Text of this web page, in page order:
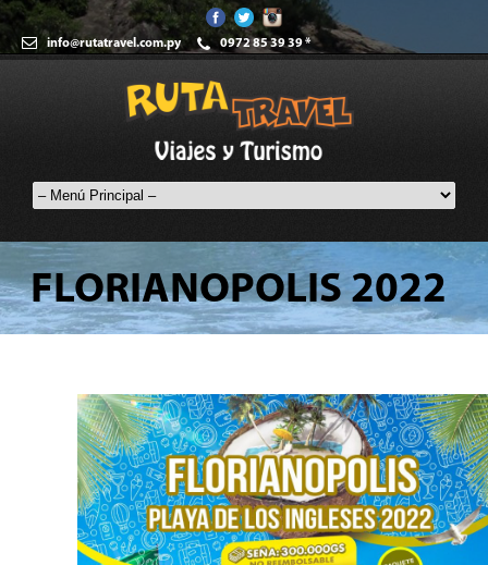
info@rutatravel.com.py 0972 85 39 39 *
FLORIANOPOLIS 2022